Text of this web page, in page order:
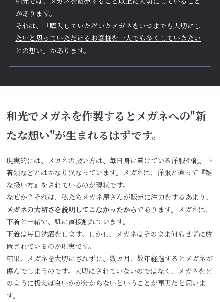
があります。
それは、「購入していただいたメガネをいつまでも大切にし
たいと思っていただけるお客様を一人でも多くしていきたい
との想い 」があります。
和光でメガネを作製するとメガネへの"新
たな想い"が生まれるはずです。
現実的には、メガネの扱い方は、毎日身に着けている洋服や靴、下
着類などとはかなり異なっています。メガネは、洋服と違って『雑
な扱い方』をされているのが現状です。
なぜか？それは、私たちメガネ屋さんが販売に注力をするあまり、
メガネの大切さを説明してこなかったからであります。メガネは、
下着と一緒で、肌に直接触れています。
下着は毎日洗濯をします。しかし、メガネはそのまま何もせずに放
置されているのが現実です。
結果、メガネを大切にされずに、数カ月、数年経過するとメガネが
傷んでしまうのです。大切にされていないのではなく、メガネをど
のように扱えば良いかが分からないということが事実だと思いま
す。